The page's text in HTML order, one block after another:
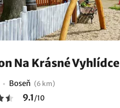
Na Krásné Vyhlídce
Boseň (6 km)
9.1/10